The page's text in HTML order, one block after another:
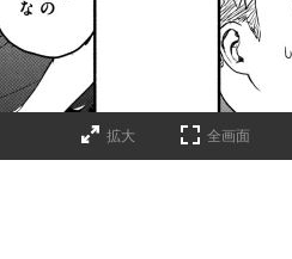
拡大 全画面